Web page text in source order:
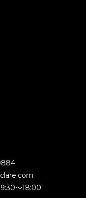
～18:00